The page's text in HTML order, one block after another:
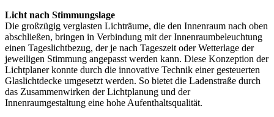
Licht nach Stimmungslage
Die großzügig verglasten Lichträume, die den Innenraum nach oben
abschließen, bringen in Verbindung mit der Innenraumbeleuchtung
einen Tageslichtbezug, der je nach Tageszeit oder Wetterlage der
jeweiligen Stimmung angepasst werden kann. Diese Konzeption der
Lichtplaner konnte durch die innovative Technik einer gesteuerten
Glaslichtdecke umgesetzt werden. So bietet die Ladenstraße durch
das Zusammenwirken der Lichtplanung und der
Innenraumgestaltung eine hohe Aufenthaltsqualität.